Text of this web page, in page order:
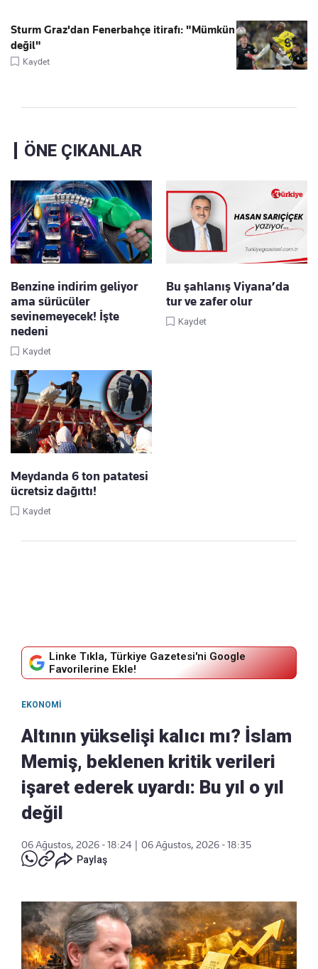
Sturm Graz'dan Fenerbahçe itirafı: "Mümkün
değil"
Kaydet
ÖNE ÇIKANLAR
Benzine indirim geliyor
ama sürücüler
sevinemeyecek! İşte
nedeni
Kaydet
Bu şahlanış Viyana’da
tur ve zafer olur
Kaydet
Meydanda 6 ton patatesi
ücretsiz dağıttı!
Kaydet
Linke Tıkla, Türkiye Gazetesi'ni Google
Favorilerine Ekle!
EKONOMI
Altının yükselişi kalıcı mı? İslam
Memiş, beklenen kritik verileri
işaret ederek uyardı: Bu yıl o yıl
değil
06 Ağustos, 2026 - 18:24
06 Ağustos, 2026 - 18:35
Paylaş